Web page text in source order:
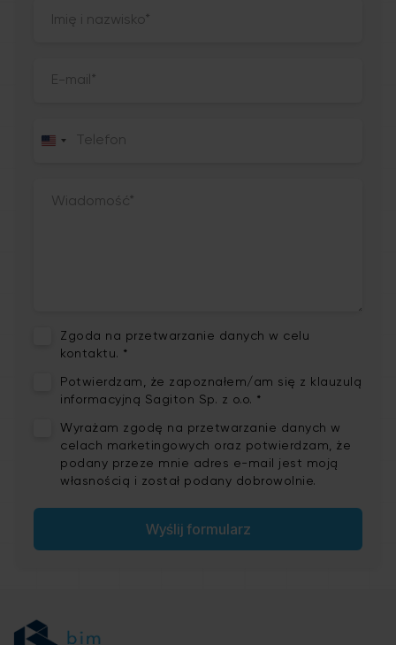
Zgoda na przetwarzanie danych w celu
kontaktu. *
Potwierdzam, że zapoznałem/am się z klauzulą
informacyjną Sagiton Sp. z o.o. *
Wyrażam zgodę na przetwarzanie danych w
celach marketingowych oraz potwierdzam, że
podany przeze mnie adres e-mail jest moją
własnością i został podany dobrowolnie.